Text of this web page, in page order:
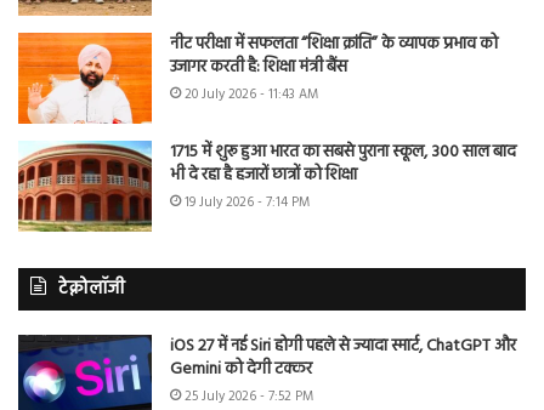
नीट परीक्षा में सफलता “शिक्षा क्रांति” के व्यापक प्रभाव को
उजागर करती है: शिक्षा मंत्री बैंस
20 July 2026 - 11:43 AM
1715 में शुरू हुआ भारत का सबसे पुराना स्कूल, 300 साल बाद
भी दे रहा है हजारों छात्रों को शिक्षा
19 July 2026 - 7:14 PM
टेक्नोलॉजी
iOS 27 में नई Siri होगी पहले से ज्यादा स्मार्ट, ChatGPT और
Gemini को देगी टक्कर
25 July 2026 - 7:52 PM